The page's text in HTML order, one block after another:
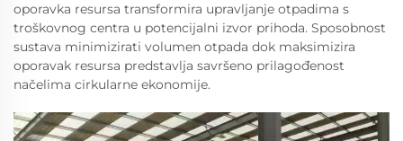
oporavka resursa transformira upravljanje otpadima s
troškovnog centra u potencijalni izvor prihoda. Sposobnost
sustava minimizirati volumen otpada dok maksimizira
oporavak resursa predstavlja savršeno prilagođenost
načelima cirkularne ekonomije.